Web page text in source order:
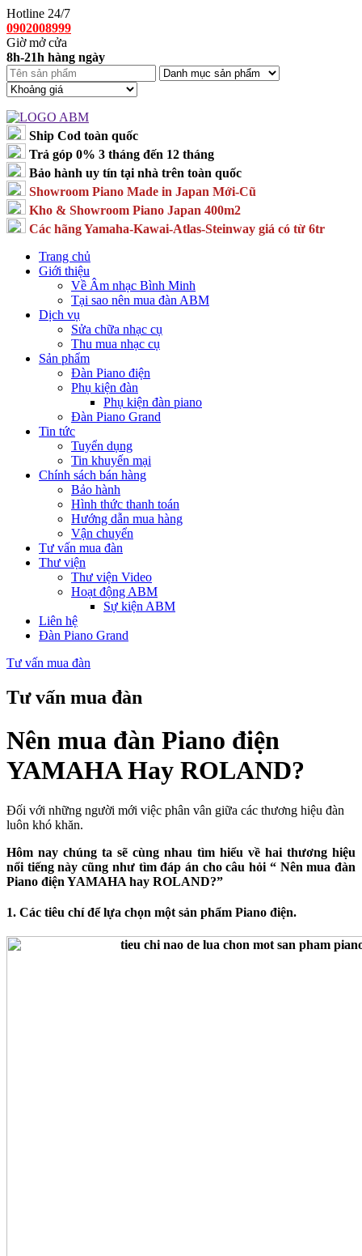
Hotline 24/7
0902008999
Giờ mở cửa
8h-21h hàng ngày
Ship Cod toàn quốc
Trả góp 0% 3 tháng đến 12 tháng
Bảo hành uy tín tại nhà trên toàn quốc
Showroom Piano Made in Japan Mới-Cũ
Kho & Showroom Piano Japan 400m2
Các hãng Yamaha-Kawai-Atlas-Steinway giá có từ 6tr
Trang chủ
Giới thiệu
Về Âm nhạc Bình Minh
Tại sao nên mua đàn ABM
Dịch vụ
Sửa chữa nhạc cụ
Thu mua nhạc cụ
Sản phẩm
Đàn Piano điện
Phụ kiện đàn
Phụ kiện đàn piano
Đàn Piano Grand
Tin tức
Tuyển dụng
Tin khuyến mại
Chính sách bán hàng
Bảo hành
Hình thức thanh toán
Hướng dẫn mua hàng
Vận chuyển
Tư vấn mua đàn
Thư viện
Thư viện Video
Hoạt động ABM
Sự kiện ABM
Liên hệ
Đàn Piano Grand
Tư vấn mua đàn
Tư vấn mua đàn
Nên mua đàn Piano điện
YAMAHA Hay ROLAND?
Đối với những người mới việc phân vân giữa các thương hiệu đàn
luôn khó khăn.
Hôm nay chúng ta sẽ cùng nhau tìm hiểu về hai thương hiệu
nổi tiếng này cũng như tìm đáp án cho câu hỏi “ Nên mua đàn
Piano điện YAMAHA hay ROLAND?”
1. Các tiêu chí để lựa chọn một sản phẩm Piano điện.